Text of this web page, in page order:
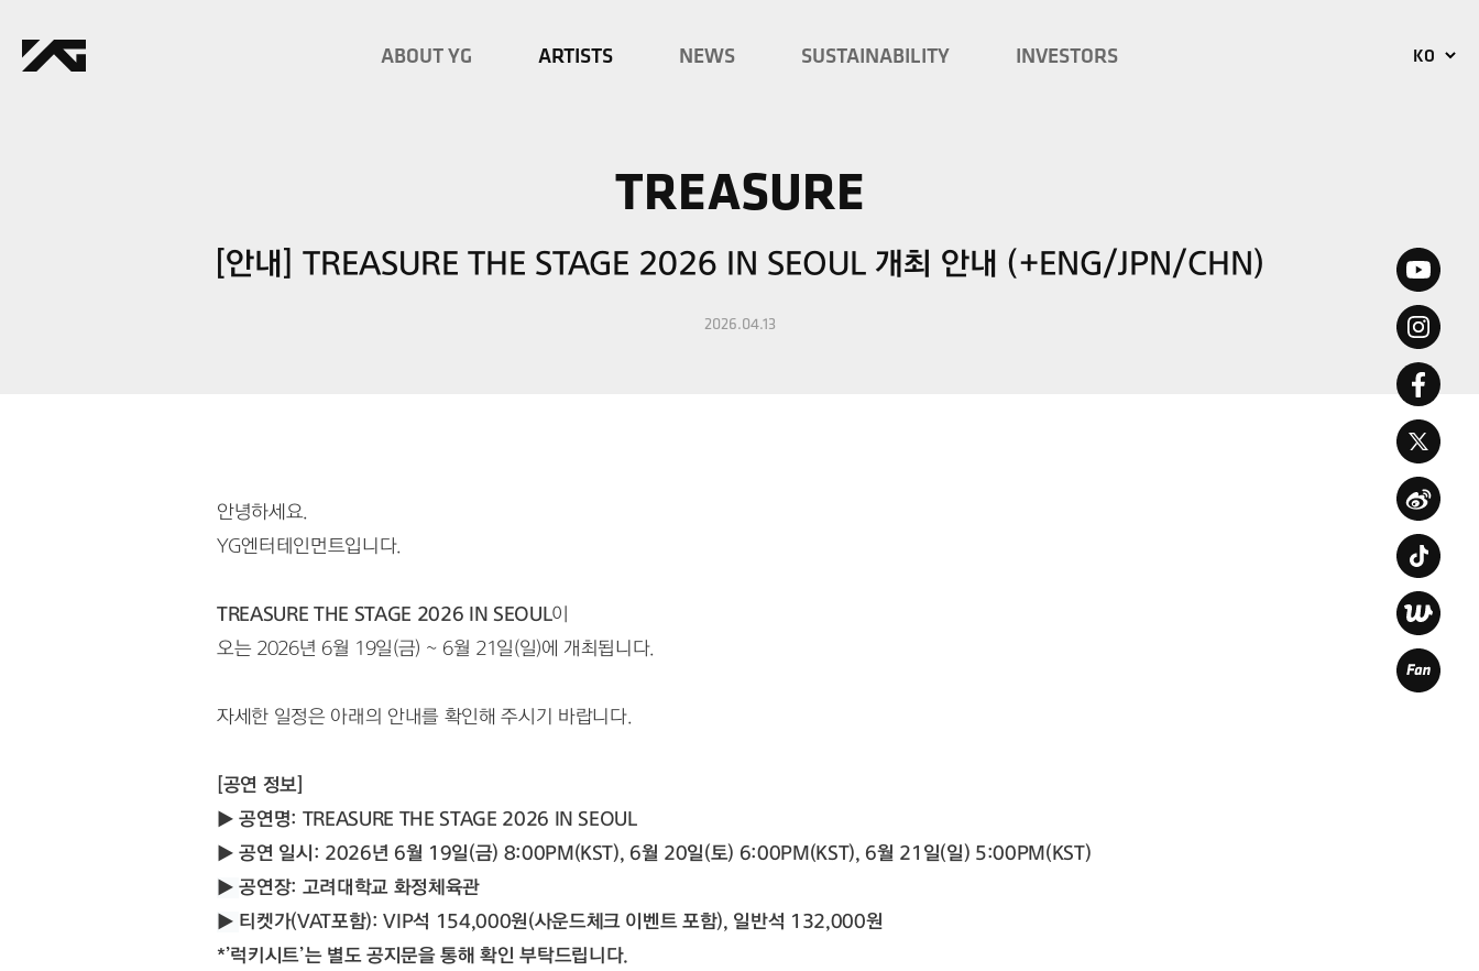
ABOUT YG ARTISTS NEWS SUSTAINABILITY INVESTORS
KO
TREASURE
[안내] TREASURE THE STAGE 2026 IN SEOUL 개최 안내 (+ENG/JPN/CHN)
2026.04.13
안녕하세요.
YG엔터테인먼트입니다.
TREASURE THE STAGE 2026 IN SEOUL이
오는 2026년 6월 19일(금) ~ 6월 21일(일)에 개최됩니다.
자세한 일정은 아래의 안내를 확인해 주시기 바랍니다.
[공연 정보]
▶ 공연명: TREASURE THE STAGE 2026 IN SEOUL
▶ 공연 일시: 2026년 6월 19일(금) 8:00PM(KST), 6월 20일(토) 6:00PM(KST), 6월 21일(일) 5:00PM(KST)
▶ 공연장: 고려대학교 화정체육관
▶ 티켓가(VAT포함): VIP석 154,000원(사운드체크 이벤트 포함), 일반석 132,000원
*’럭키시트’는 별도 공지문을 통해 확인 부탁드립니다.